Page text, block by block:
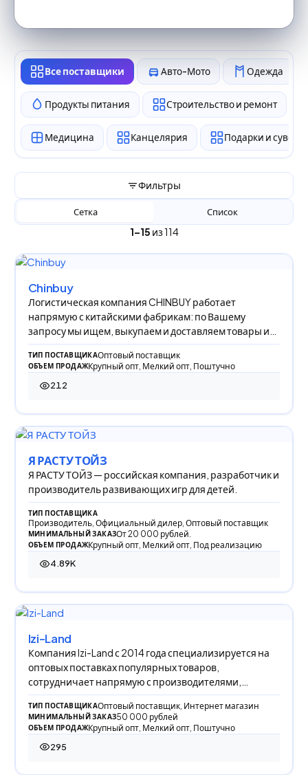
Все поставщики Авто-Мото Одежда
Продукты питания Строительство и ремонт
Медицина Канцелярия Подарки и
Фильтры
1–15 из 114
Сетка Список
Chinbuy
Логистическая компания CHINBUY работает
напрямую с китайскими фабрикам: по Вашему
запросу мы ищем, выкупаем и доставляем товары из
Китая в Р
ТИП ПОСТАВЩИКАОптовый поставщик
ОБЪЕМ ПРОДАЖКрупный опт, Мелкий опт, Поштучно
212
212 просмотров
Я РАСТУ ТОЙЗ
Я РАСТУ ТОЙЗ — российская компания, разработчик и
производитель развивающих игр для детей.
ТИП ПОСТАВЩИКА
Производитель, Официальный дилер, Оптовый поставщик
МИНИМАЛЬНЫЙ ЗАКАЗОт 20 000 рублей.
ОБЪЕМ ПРОДАЖКрупный опт, Мелкий опт, Под реализацию
4.89K
4 892 просмотра
Izi-Land
Компания Izi-Land с 2014 года специализируется на
оптовых поставках популярных товаров,
сотрудничает напрямую с производителями,
обеспечивая
ТИП ПОСТАВЩИКАОптовый поставщик, Интернет магазин
МИНИМАЛЬНЫЙ ЗАКАЗ50 000 рублей
ОБЪЕМ ПРОДАЖКрупный опт, Мелкий опт, Поштучно
295
295 просмотров